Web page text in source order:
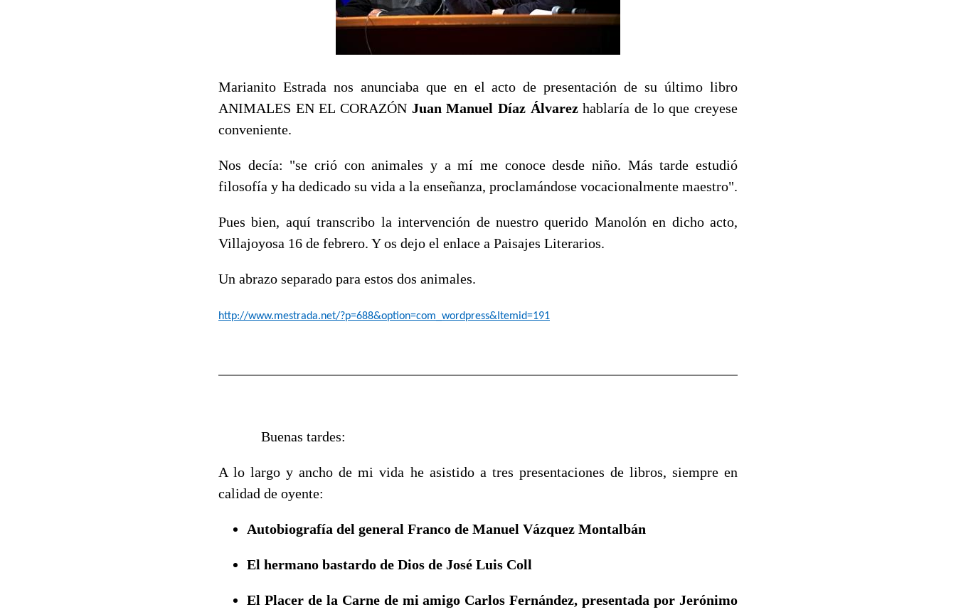
Marianito Estrada nos anunciaba que en el acto de presentación de su último libro
ANIMALES EN EL CORAZÓN Juan Manuel Díaz Álvarezhablaría de lo que creyese
conveniente.
Nos decía: "se crió con animales y a mí me conoce desde niño. Más tarde estudió
filosofía y ha dedicado su vida a la enseñanza, proclamándose vocacionalmente maestro".
Pues bien, aquí transcribo la intervención de nuestro querido Manolón en dicho acto,
Villajoyosa 16 de febrero. Y os dejo el enlace a Paisajes Literarios.
Un abrazo separado para estos dos animales.
http://www.mestrada.net/?p=688&option=com_wordpress&Itemid=191
Buenas tardes:
A lo largo y ancho de mi vida he asistido a tres presentaciones de libros, siempre en
calidad de oyente:
Autobiografía del general Franco de Manuel Vázquez Montalbán
El hermano bastardo de Dios de José Luis Coll
El Placer de la Carne de mi amigo Carlos Fernández, presentada por Jerónimo